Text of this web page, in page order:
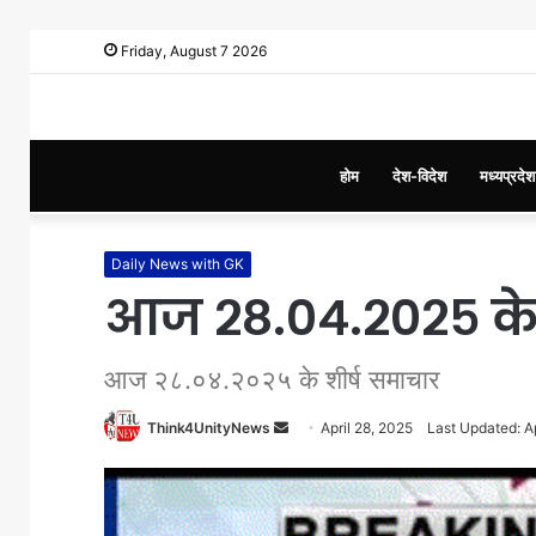
Friday, August 7 2026
होम देश-विदेश मध्यप्रदेश
Daily News with GK
आज २८.०४.२०२५ के
आज २८.०४.२०२५ के शीर्ष समाचार
Think4UnityNews
n
d
April 28, 2025 Last Updated: